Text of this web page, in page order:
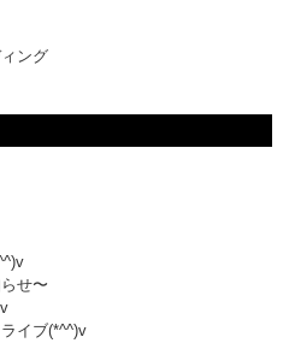
ング
せ〜
イブ(*^^)v